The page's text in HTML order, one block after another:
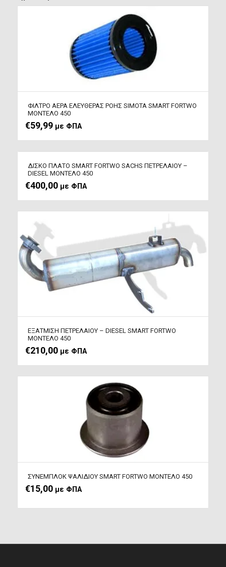
ΦΙΛΤΡΟ ΑΕΡΑ ΕΛΕΥΘΕΡΑΣ ΡΟΗΣ SIMOTA SMART FORTWO
ΜΟΝΤΕΛΟ 450
€59,99 με ΦΠΑ
ΔΙΣΚΟ ΠΛΑΤΟ SMART FORTWO SACHS ΠΕΤΡΕΛΑΙΟΥ –
DIESEL ΜΟΝΤΕΛΟ 450
€400,00 με ΦΠΑ
ΕΞΑΤΜΙΣΗ ΠΕΤΡΕΛΑΙΟΥ – DIESEL SMART FORTWO
ΜΟΝΤΕΛΟ 450
€210,00 με ΦΠΑ
ΣΥΝΕΜΠΛΟΚ ΨΑΛΙΔΙΟΥ SMART FORTWO ΜΟΝΤΕΛΟ 450
€15,00 με ΦΠΑ